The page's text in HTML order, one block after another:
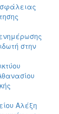
στην
Αλέξη